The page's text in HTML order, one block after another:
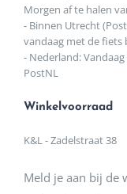
Morgen af te halen
- Binnen Utrecht
vandaag met de fiets
- Nederland:
PostNL
Winkelvoorraad
K&L - Zadelstraat 38
Meld je aan bij de